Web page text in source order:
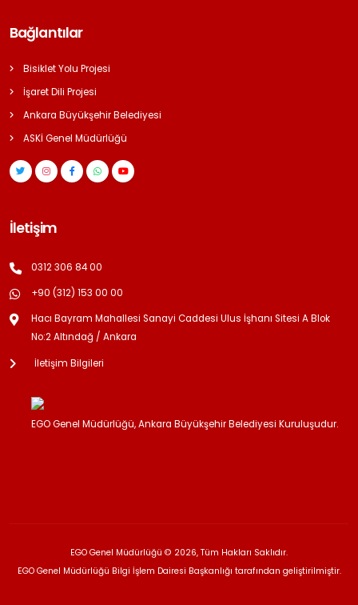
Bağlantılar
Bisiklet Yolu Projesi
İşaret Dili Projesi
Ankara Büyükşehir Belediyesi
ASKİ Genel Müdürlüğü
İletişim
0312 306 84 00
+90 (312) 153 00 00
Hacı Bayram Mahallesi Sanayi Caddesi Ulus İşhanı Sitesi A Blok
No:2 Altındağ / Ankara
İletişim Bilgileri
EGO Genel Müdürlüğü, Ankara Büyükşehir Belediyesi Kuruluşudur.
EGO Genel Müdürlüğü © 2026, Tüm Hakları Saklıdır.
EGO Genel Müdürlüğü Bilgi İşlem Dairesi Başkanlığı tarafından geliştirilmiştir.